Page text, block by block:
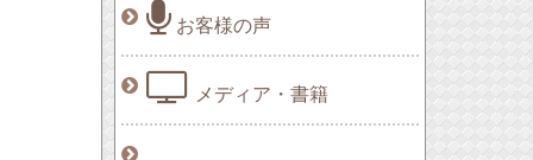
お客様の声
メディア・書籍